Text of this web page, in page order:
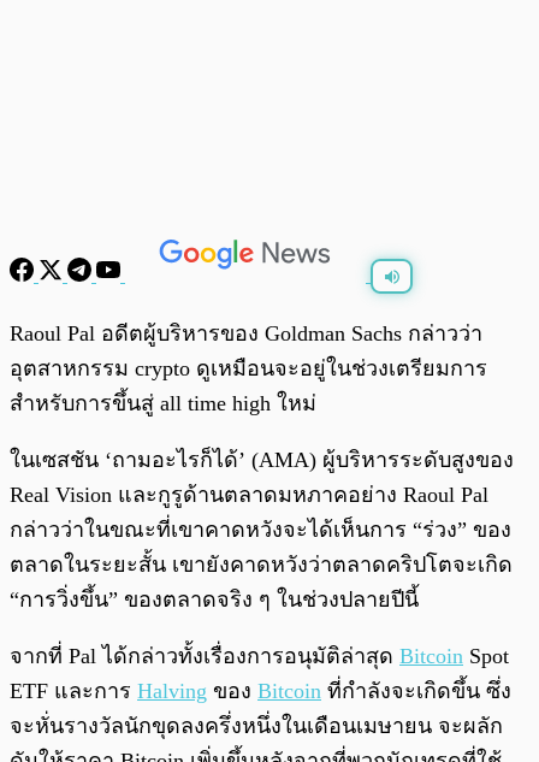
พร้อมเล่น 0:00 0:00
Raoul Pal อดีตผู้บริหารของ Goldman Sachs กล่าวว่า
อุตสาหกรรม crypto ดูเหมือนจะอยู่ในช่วงเตรียมการ
สำหรับการขึ้นสู่ all time high ใหม่
ในเซสชัน ‘ถามอะไรก็ได้’ (AMA) ผู้บริหารระดับสูงของ
Real Vision และกูรูด้านตลาดมหภาคอย่าง Raoul Pal
กล่าวว่าในขณะที่เขาคาดหวังจะได้เห็นการ “ร่วง” ของ
ตลาดในระยะสั้น เขายังคาดหวังว่าตลาดคริปโตจะเกิด
“การวิ่งขึ้น” ของตลาดจริง ๆ ในช่วงปลายปีนี้
จากที่ Pal ได้กล่าวทั้งเรื่องการอนุมัติล่าสุด Bitcoin Spot
ETF และการ Halving ของ Bitcoin ที่กำลังจะเกิดขึ้น ซึ่ง
จะหั่นรางวัลนักขุดลงครึ่งหนึ่งในเดือนเมษายน จะผลัก